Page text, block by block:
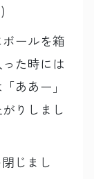
ールを箱
た時には
ああー」
りしまし
じまし